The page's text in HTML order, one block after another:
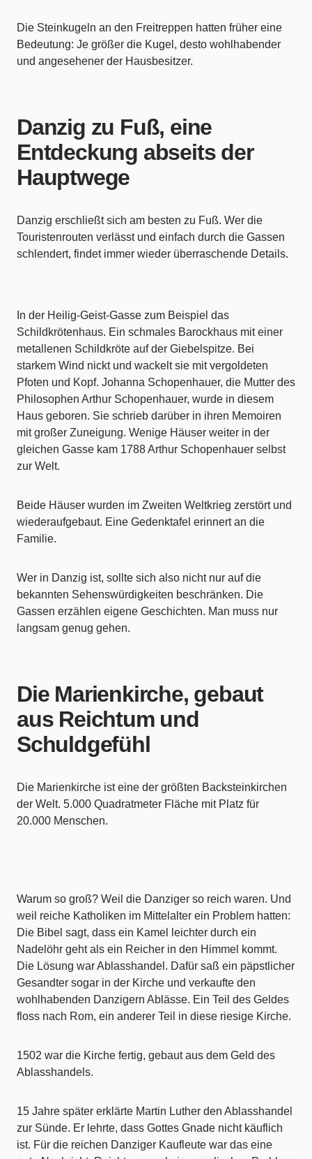
Die Steinkugeln an den Freitreppen hatten früher eine
Bedeutung: Je größer die Kugel, desto wohlhabender
und angesehener der Hausbesitzer.
Danzig zu Fuß, eine
Entdeckung abseits der
Hauptwege
Danzig erschließt sich am besten zu Fuß. Wer die
Touristenrouten verlässt und einfach durch die Gassen
schlendert, findet immer wieder überraschende Details.
In der Heilig-Geist-Gasse zum Beispiel das
Schildkrötenhaus. Ein schmales Barockhaus mit einer
metallenen Schildkröte auf der Giebelspitze. Bei
starkem Wind nickt und wackelt sie mit vergoldeten
Pfoten und Kopf. Johanna Schopenhauer, die Mutter des
Philosophen Arthur Schopenhauer, wurde in diesem
Haus geboren. Sie schrieb darüber in ihren Memoiren
mit großer Zuneigung. Wenige Häuser weiter in der
gleichen Gasse kam 1788 Arthur Schopenhauer selbst
zur Welt.
Beide Häuser wurden im Zweiten Weltkrieg zerstört und
wiederaufgebaut. Eine Gedenktafel erinnert an die
Familie.
Wer in Danzig ist, sollte sich also nicht nur auf die
bekannten Sehenswürdigkeiten beschränken. Die
Gassen erzählen eigene Geschichten. Man muss nur
langsam genug gehen.
Die Marienkirche, gebaut
aus Reichtum und
Schuldgefühl
Die Marienkirche ist eine der größten Backsteinkirchen
der Welt. 5.000 Quadratmeter Fläche mit Platz für
20.000 Menschen.
Warum so groß? Weil die Danziger so reich waren. Und
weil reiche Katholiken im Mittelalter ein Problem hatten:
Die Bibel sagt, dass ein Kamel leichter durch ein
Nadelöhr geht als ein Reicher in den Himmel kommt.
Die Lösung war Ablasshandel. Dafür saß ein päpstlicher
Gesandter sogar in der Kirche und verkaufte den
wohlhabenden Danzigern Ablässe. Ein Teil des Geldes
floss nach Rom, ein anderer Teil in diese riesige Kirche.
1502 war die Kirche fertig, gebaut aus dem Geld des
Ablasshandels.
15 Jahre später erklärte Martin Luther den Ablasshandel
zur Sünde. Er lehrte, dass Gottes Gnade nicht käuflich
ist. Für die reichen Danziger Kaufleute war das eine